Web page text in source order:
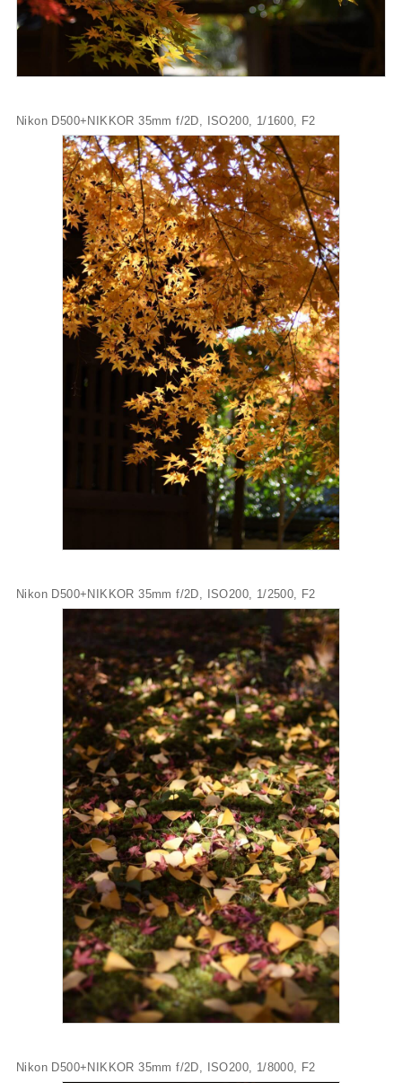
Nikon D500+NIKKOR 35mm f/2D, ISO200, 1/1600, F2
Nikon D500+NIKKOR 35mm f/2D, ISO200, 1/2500, F2
Nikon D500+NIKKOR 35mm f/2D, ISO200, 1/8000, F2